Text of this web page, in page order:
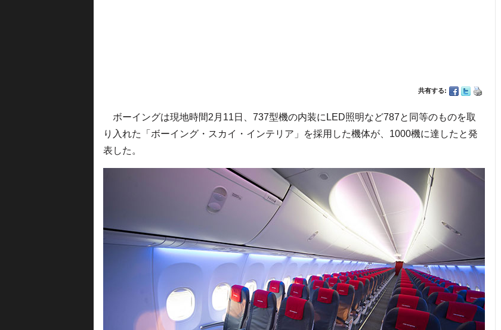
共有する:
ボーイングは現地時間2月11日、737型機の内装にLED照明など787と同等のものを取
り入れた「ボーイング・スカイ・インテリア」を採用した機体が、1000機に達したと発
表した。